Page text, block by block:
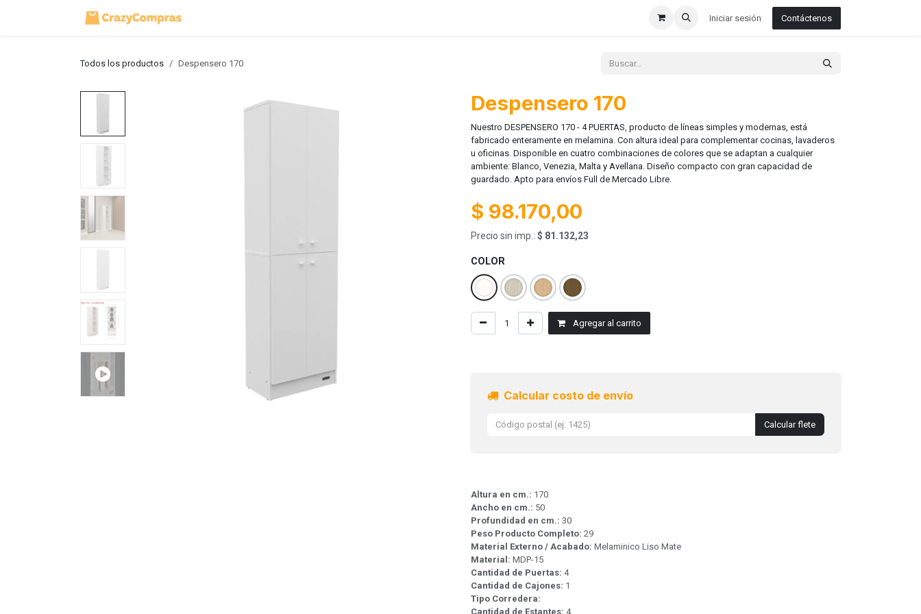
Iniciar sesión Contáctenos
Todos los productos Despensero 170
Despensero 170
Nuestro DESPENSERO 170 - 4 PUERTAS, producto de líneas simples y modernas, está
fabricado enteramente en melamina. Con altura ideal para complementar cocinas, lavaderos
u oficinas. Disponible en cuatro combinaciones de colores que se adaptan a cualquier
ambiente: Blanco, Venezia, Malta y Avellana. Diseño compacto con gran capacidad de
guardado. Apto para envíos Full de Mercado Libre.
$ 98.170,00
Precio sin imp.: $ 81.132,23
COLOR
Agregar al carrito
Calcular costo de envío
Calcular flete
Altura en cm.: 170
Ancho en cm.: 50
Profundidad en cm.: 30
Peso Producto Completo: 29
Material Externo / Acabado: Melaminico Liso Mate
Material: MDP-15
Cantidad de Puertas: 4
Cantidad de Cajones: 1
Tipo Corredera:
Cantidad de Estantes: 4